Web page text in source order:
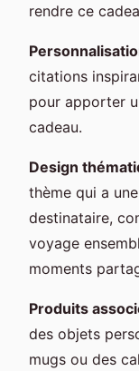
rendre ce
citations
pour apporter
cadeau.
Design
thème qui a
destinataire,
voyage
moments
Produits
des objets
mugs ou des